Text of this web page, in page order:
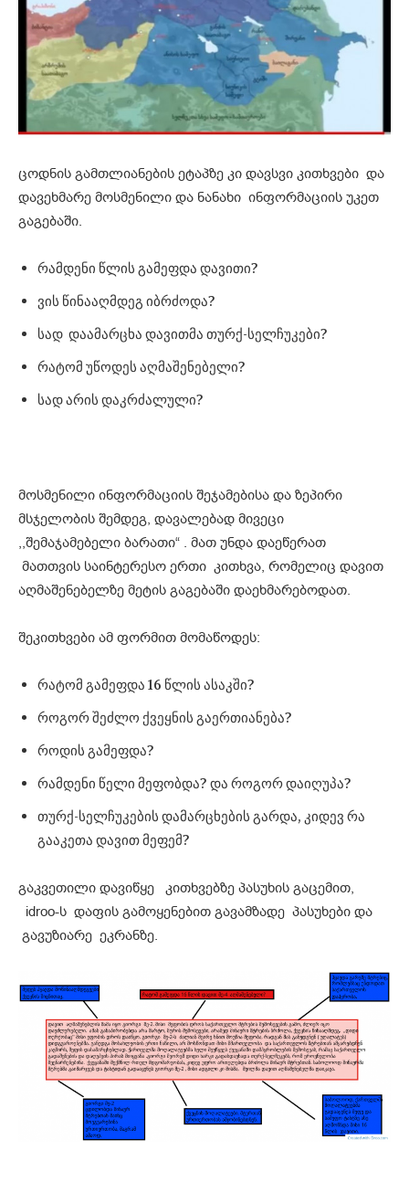
ცოდნის გამთლიანების ეტაპზე კი დავსვი კითხვები და
დავეხმარე მოსმენილი და ნანახი ინფორმაციის უკეთ
გაგებაში.
რამდენი წლის გამეფდა დავითი?
ვის წინააღმდეგ იბრძოდა?
სად დაამარცხა დავითმა თურქ-სელჩუკები?
რატომ უწოდეს აღმაშენებელი?
სად არის დაკრძალული?
მოსმენილი ინფორმაციის შეჯამებისა და ზეპირი
მსჯელობის შემდეგ, დავალებად მივეცი
,,შემაჯამებელი ბარათი“ . მათ უნდა დაეწერათ
მათთვის საინტერესო ერთი კითხვა, რომელიც დავით
აღმაშენებელზე მეტის გაგებაში დაეხმარებოდათ.
შეკითხვები ამ ფორმით მომაწოდეს:
რატომ გამეფდა 16 წლის ასაკში?
როგორ შეძლო ქვეყნის გაერთიანება?
როდის გამეფდა?
რამდენი წელი მეფობდა? და როგორ დაიღუპა?
თურქ-სელჩუკების დამარცხების გარდა, კიდევ რა
გააკეთა დავით მეფემ?
გაკვეთილი დავიწყე კითხვებზე პასუხის გაცემით,
idroo-ს დაფის გამოყენებით გავამზადე პასუხები და
გავუზიარე ეკრანზე.